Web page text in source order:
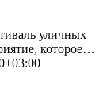
уличных
которое…